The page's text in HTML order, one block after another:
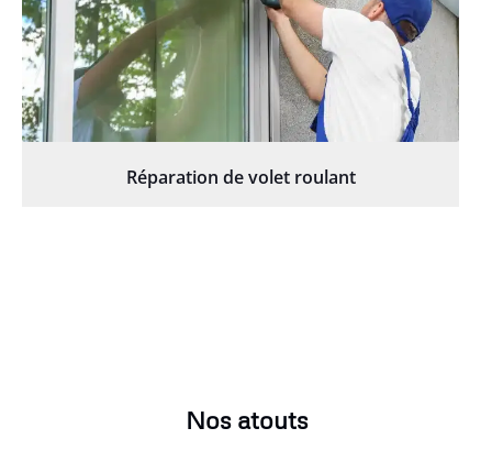
Réparation de volet roulant
Nos atouts